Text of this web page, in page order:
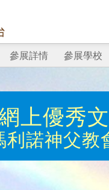
參展詳情 參展學校
上優秀
利諾神父教